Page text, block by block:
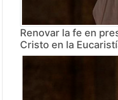
Renovar la fe en
Cristo en la